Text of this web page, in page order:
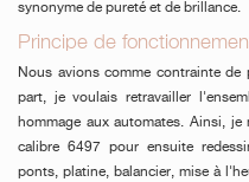
synonyme de pureté et de brillance.
Principe de
Nous avions comme contrainte de
part, je voulais retravailler
hommage aux automates. Ainsi,
calibre 6497 pour ensuite
ponts, platine, balancier, mise à